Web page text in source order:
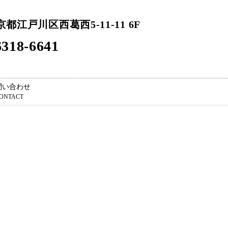
都江戸川区西葛西5-11-11 6F
6641
い合わせ